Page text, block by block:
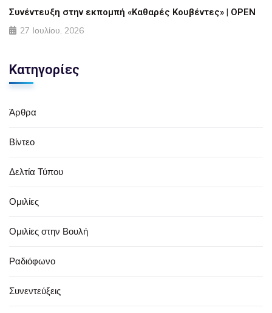
Συνέντευξη στην εκπομπή «Καθαρές Κουβέντες» | OPEN
27 Ιουλίου, 2026
Κατηγορίες
Άρθρα
Βίντεο
Δελτία Τύπου
Ομιλίες
Ομιλίες στην Βουλή
Ραδιόφωνο
Συνεντεύξεις